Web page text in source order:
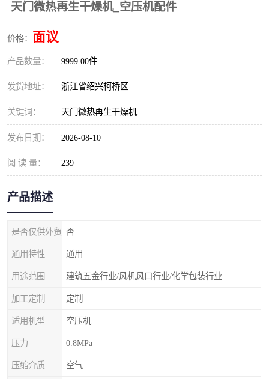
天门微热再生干燥机_空压机配件
价格： 面议
产品数量： 9999.00件
发货地址： 浙江省绍兴柯桥区
关键词： 天门微热再生干燥机
发布日期： 2026-08-10
阅 读 量： 239
产品描述
是否仅供外贸 否
通用特性 通用
用途范围 建筑五金行业/风机风口行业/化学包装行业
加工定制 定制
适用机型 空压机
压力 0.8MPa
压缩介质 空气
CAMERON空压机维修 CAMERON空压机显示屏